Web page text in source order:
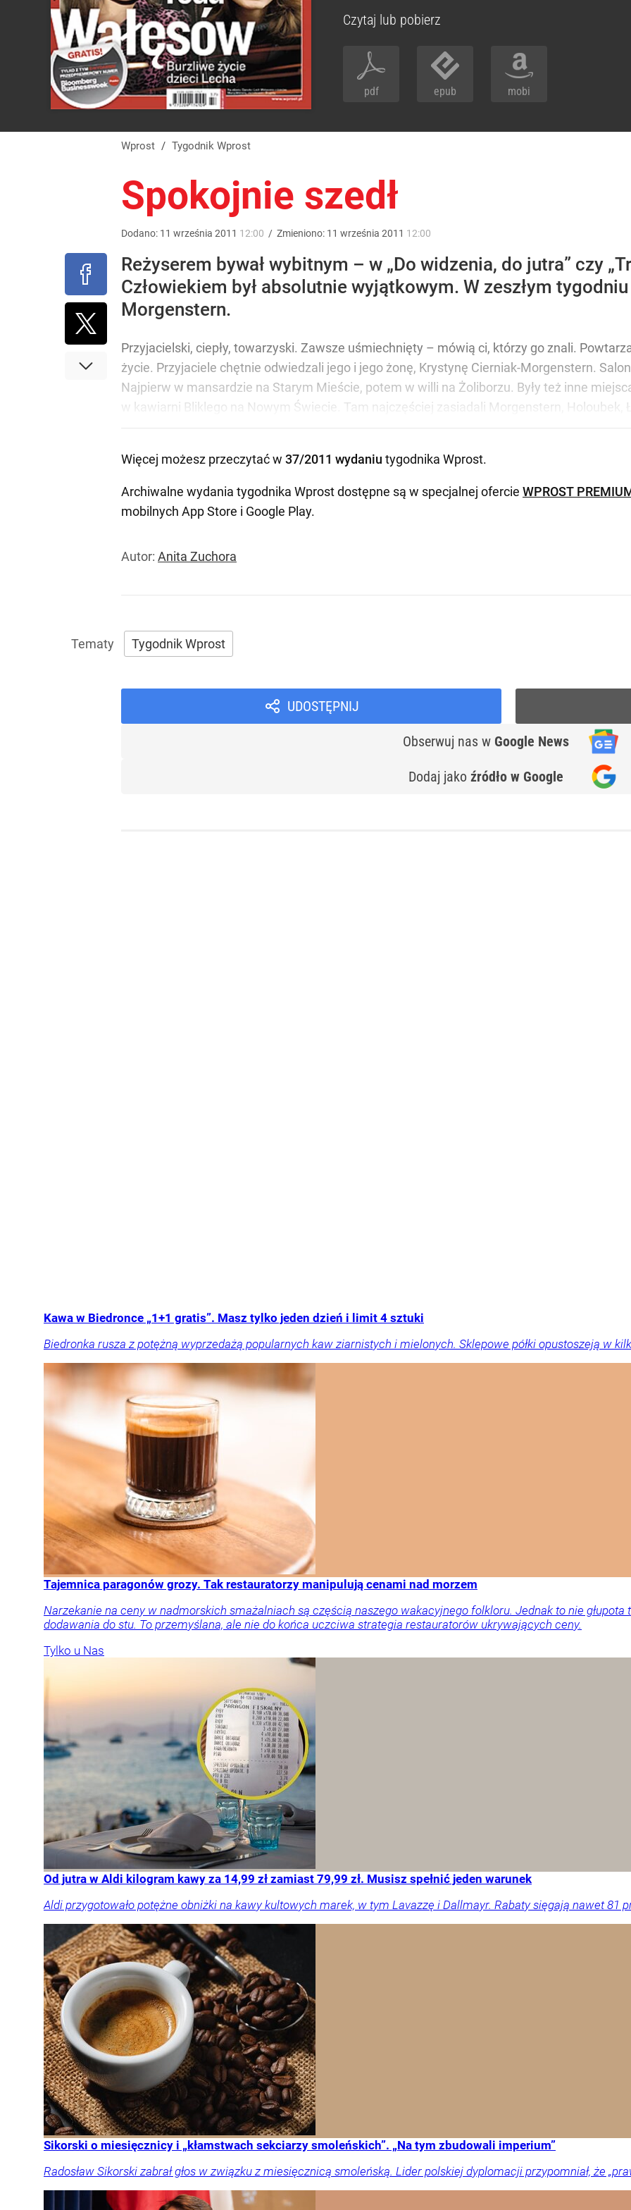
Czytaj lub pobierz
pdf epub mobi
Wprost / Tygodnik Wprost
Spokojnie szedł
Dodano: 11 września 2011 12:00 / Zmieniono: 11 września 2011 12:00
Reżyserem bywał wybitnym – w „Do widzenia, do jutra” czy
Człowiekiem był absolutnie wyjątkowym. W zeszłym tygodniu
Morgenstern.
Przyjacielski, ciepły, towarzyski. Zawsze uśmiechnięty – mówią ci, którzy go znali.
życie. Przyjaciele chętnie odwiedzali jego i jego żonę, Krystynę Cierniak-Morgenstern.
Najpierw w mansardzie na Starym Mieście, potem w willi na Żoliborzu. Były też inne
w kawiarni Bliklego na Nowym Świecie. Tam najczęściej zasiadali Morgenstern, Holoubek,
Więcej możesz przeczytać w 37/2011 wydaniu tygodnika Wprost.
Archiwalne wydania tygodnika Wprost dostępne są w specjalnej ofercie WPROST
mobilnych App Store i Google Play.
Autor: Anita Zuchora
Tygodnik Wprost
UDOSTĘPNIJ
Obserwuj nas w Google News
Dodaj jako źródło w Google
Kawa w Biedronce „1+1 gratis”. Masz tylko jeden dzień i limit 4 sztuki
Biedronka rusza z potężną wyprzedażą popularnych kaw ziarnistych i mielonych. Sklepowe półki opustoszeją w
Tajemnica paragonów grozy. Tak restauratorzy manipulują cenami nad morzem
Narzekanie na ceny w nadmorskich smażalniach są częścią naszego wakacyjnego folkloru. Jednak to nie
dodawania do stu. To przemyślana, ale nie do końca uczciwa strategia restauratorów ukrywających ceny.
Tylko u Nas
Od jutra w Aldi kilogram kawy za 14,99 zł zamiast 79,99 zł. Musisz spełnić jeden warunek
Aldi przygotowało potężne obniżki na kawy kultowych marek, w tym Lavazzę i Dallmayr. Rabaty sięgają nawet 81
Sikorski o miesięcznicy i „kłamstwach sekciarzy smoleńskich”. „Na tym zbudowali imperium”
Radosław Sikorski zabrał głos w związku z miesięcznicą smoleńską. Lider polskiej dyplomacji przypomniał, że